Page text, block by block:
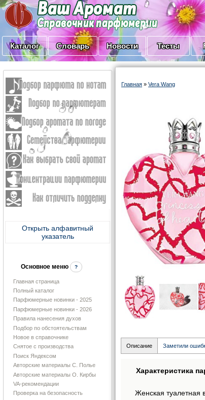
Каталог Словарь Новости Тесты
Открыть алфавитный
указатель
Основное меню ?
Главная страница
Полный каталог
Парфюмерные новинки - 2025
Парфюмерные новинки - 2026
Правила нанесения духов
Подбор по обстоятельствам
Новое в справочнике
Снятое с производства
Поиск Яндексом
Авторские материалы С. Полье
Авторские материалы О. Кирбы
VA-рекомендации
Проверка на безопасность
Главная » Vera Wang
Описание Заметили
Характеристика
Женская туалетная